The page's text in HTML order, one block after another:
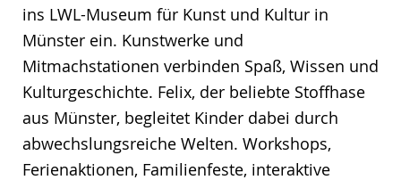
ins LWL-Museum für Kunst und Kultur in
Münster ein. Kunstwerke und
Mitmachstationen verbinden Spaß, Wissen und
Kulturgeschichte. Felix, der beliebte Stoffhase
aus Münster, begleitet Kinder dabei durch
abwechslungsreiche Welten. Workshops,
Ferienaktionen, Familienfeste, interaktive